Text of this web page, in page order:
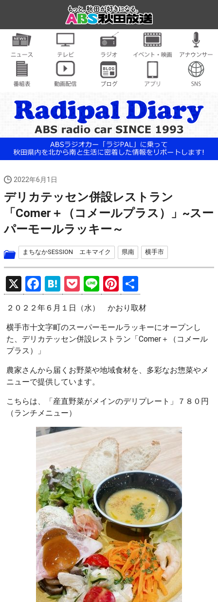
2022年6月1日
デリカテッセン併設レストラン
「Comer＋（コメールプラス）」~スー
パーモールラッキー～
まちなかSESSION エキマイク 県南 横手市
X
F
a
ce
b
o
k
H
at
e
n
a
P
o
ck
et
Li
n
Pi
nt
er
es
t
有
２０２２年６月１日（水） かおり取材
横手市十文字町のスーパーモールラッキーにオープンし
た、デリカテッセン併設レストラン「Comer＋（コメール
プラス）」
農家さんから届くお野菜や地域食材を、多彩なお惣菜やメ
ニューで提供しています。
こちらは、「産直野菜がメインのデリプレート」７８０円
（ランチメニュー）